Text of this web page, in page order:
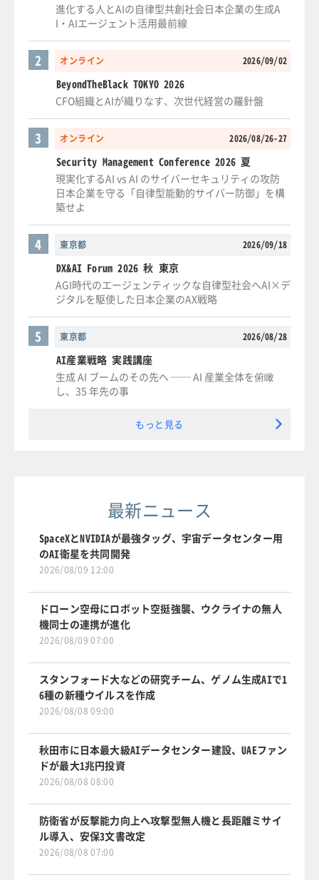
進化する人とAIの自律型共創社会日本企業の生成A
I・AIエージェント活用最前線
オンライン 2026/09/02
2
BeyondTheBlack TOKYO 2026
CFO組織とAIが織りなす、次世代経営の羅針盤
オンライン 2026/08/26-27
3
Security Management Conference 2026 夏
現実化するAI vs AI のサイバーセキュリティの攻防
日本企業を守る「自律型能動的サイバー防御」を構
築せよ
東京都 2026/09/18
4
DX&AI Forum 2026 秋 東京
AGI時代のエージェンティックな自律型社会へAI×デ
ジタルを駆使した日本企業のAX戦略
東京都 2026/08/28
5
AI産業戦略 実践講座
生成 AI ブームのその先へ ── AI 産業全体を俯瞰
し、35 年先の事
もっと見る
最新ニュース
SpaceXとNVIDIAが最強タッグ、宇宙データセンター用
のAI衛星を共同開発
2026/08/09 12:00
ドローン空母にロボット空挺強襲、ウクライナの無人
機同士の連携が進化
2026/08/09 07:00
スタンフォード大などの研究チーム、ゲノム生成AIで1
6種の新種ウイルスを作成
2026/08/08 09:00
秋田市に日本最大級AIデータセンター建設、UAEファン
ドが最大1兆円投資
2026/08/08 08:00
防衛省が反撃能力向上へ攻撃型無人機と長距離ミサイ
ル導入、安保3文書改定
2026/08/08 07:00